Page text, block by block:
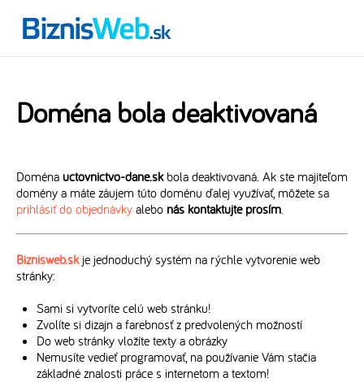
Doména bola deaktivovaná
Doména uctovnictvo-dane.skbola deaktivovaná. Ak ste majiteľom
domény a máte záujem túto doménu ďalej využívať, môžete sa
prihlásiť do objednávky alebo nás kontaktujte prosím.
Biznisweb.skje jednoduchý systém na rýchle vytvorenie web
stránky:
Sami si vytvoríte celú web stránku!
Zvolíte si dizajn a farebnosť z predvolených možností
Do web stránky vložíte texty a obrázky
Nemusíte vedieť programovať, na používanie Vám stačia
základné znalosti práce s internetom a textom!